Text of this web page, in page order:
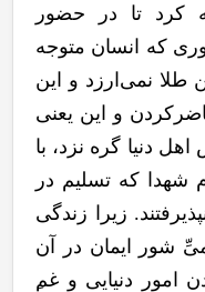
کرد تا در حضور
که انسان متوجه
نمی‌ارزد و این
و این یعنی
دنیا گره نزد، با
که تسلیم در
زیرا زندگی
شور ایمان در آن
امور دنیایی و غم